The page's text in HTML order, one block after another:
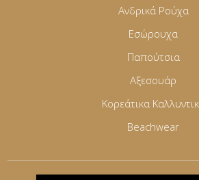
Ανδρικά Ρούχα
Εσώρουχα
Παπούτσια
Αξεσουάρ
Κορεάτικα
Beachwear